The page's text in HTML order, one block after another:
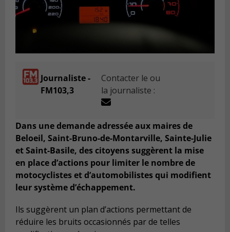
Journaliste -
FM103,3
Contacter le ou
la journaliste :
Dans une demande adressée aux maires de
Beloeil, Saint-Bruno-de-Montarville, Sainte-Julie
et Saint-Basile, des citoyens suggèrent la mise
en place d’actions pour limiter le nombre de
motocyclistes et d’automobilistes qui modifient
leur système d’échappement.
Ils suggèrent un plan d’actions permettant de
réduire les bruits occasionnés par de telles